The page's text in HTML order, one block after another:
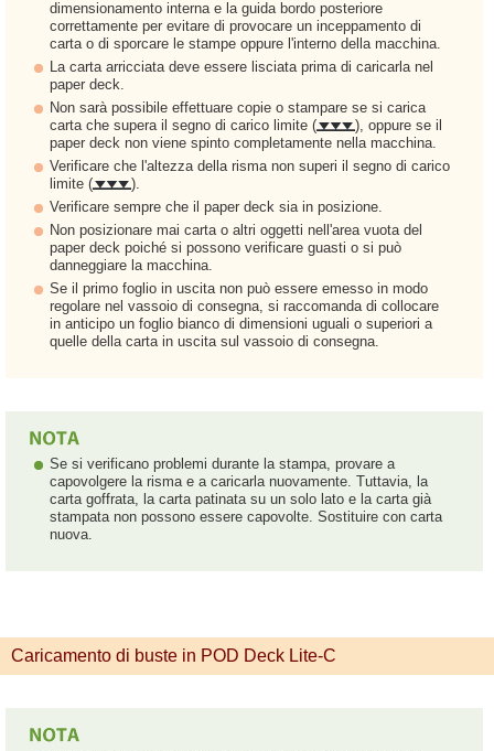
dimensionamento interna e la guida bordo posteriore
correttamente per evitare di provocare un inceppamento di
carta o di sporcare le stampe oppure l'interno della macchina.
La carta arricciata deve essere lisciata prima di caricarla nel
paper deck.
Non sarà possibile effettuare copie o stampare se si carica
carta che supera il segno di carico limite (
), oppure se il
paper deck non viene spinto completamente nella macchina.
Verificare che l'altezza della risma non superi il segno di carico
limite (
).
Verificare sempre che il paper deck sia in posizione.
Non posizionare mai carta o altri oggetti nell'area vuota del
paper deck poiché si possono verificare guasti o si può
danneggiare la macchina.
Se il primo foglio in uscita non può essere emesso in modo
regolare nel vassoio di consegna, si raccomanda di collocare
in anticipo un foglio bianco di dimensioni uguali o superiori a
quelle della carta in uscita sul vassoio di consegna.
Se si verificano problemi durante la stampa, provare a
capovolgere la risma e a caricarla nuovamente. Tuttavia, la
carta goffrata, la carta patinata su un solo lato e la carta già
stampata non possono essere capovolte. Sostituire con carta
nuova.
Caricamento di buste in POD Deck Lite-C